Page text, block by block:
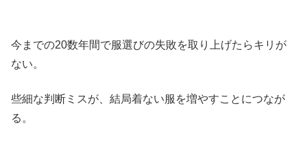
今までの20数年間で服選びの失敗を取り上げたらキリが
ない。
些細な判断ミスが、結局着ない服を増やすことにつなが
る。